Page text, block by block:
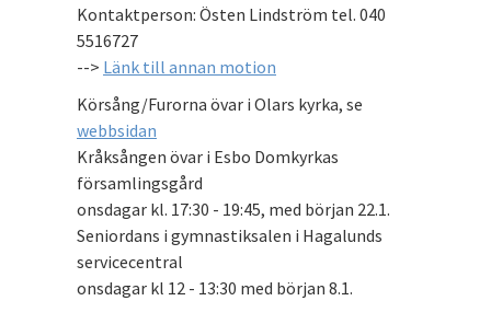
Kontaktperson: Östen Lindström tel. 040
5516727
--> Länk till annan motion
Körsång/Furorna övar i Olars kyrka, se
webbsidan
Kråksången övar i Esbo Domkyrkas
församlingsgård
onsdagar kl. 17:30 - 19:45, med början 22.1.
Seniordans i gymnastiksalen i Hagalunds
servicecentral
onsdagar kl 12 - 13:30 med början 8.1.